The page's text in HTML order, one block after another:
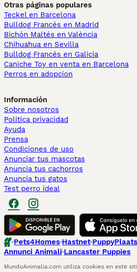
Otras páginas populares
Teckel en Barcelona
Bulldog Francés en Madrid
Bichón Maltés en València
Chihuahua en Sevilla
Bulldog Francés en Galicia
Caniche Toy en venta en Barcelona
Perros en adopcion
Información
Sobre nosotros
Politica privacidad
Ayuda
Prensa
Condiciones de uso
Anunciar tus mascotas
Anuncia tus cachorros
Anuncia tus gatos
Test perro ideal
Pets4Homes Hastnet
Annunci Animali Lancaster Puppies
MundoAnimalia.com utiliza cookies en este